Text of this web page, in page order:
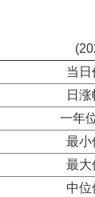
当日
日涨
一年
最小
最大
中位